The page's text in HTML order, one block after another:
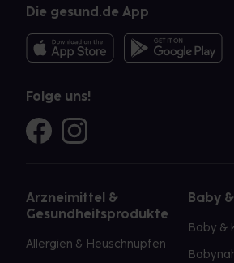
Die gesund.de App
Folge uns!
Arzneimittel &
Gesundheitsprodukte
Allergien & Heuschnupfen
Baby
Baby &